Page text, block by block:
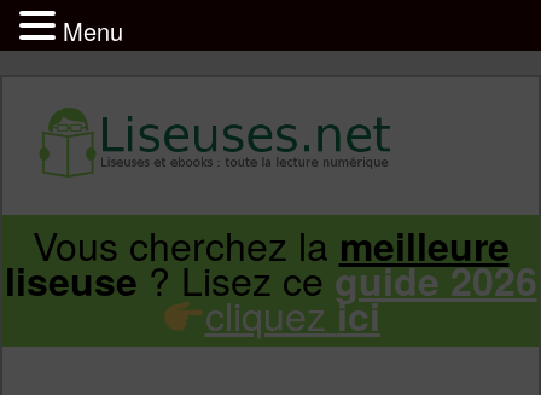
Infos sur les liseuses Kindle, Kobo,
Vivlio, Pocketbook
Aller
Aller
Vous cherchez la meilleure
liseuse? Lisez ceguide 2026
cliquez ici
Menu